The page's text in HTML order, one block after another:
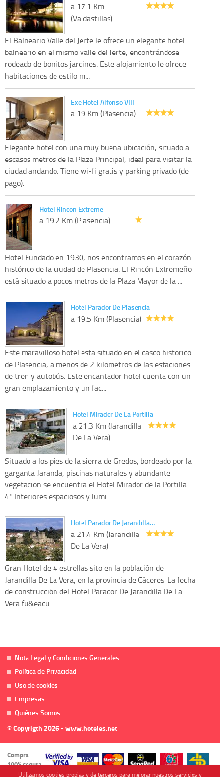
a 17.1 Km
(Valdastillas)
El Balneario Valle del Jerte le ofrece un elegante hotel
balneario en el mismo valle del Jerte, encontrándose
rodeado de bonitos jardines. Este alojamiento le ofrece
habitaciones de estilo m...
Exe Hotel Alfonso VIII
a 19 Km (Plasencia)
Elegante hotel con una muy buena ubicación, situado a
escasos metros de la Plaza Principal, ideal para visitar la
ciudad andando. Tiene wi-fi gratis y parking privado (de
pago).
Hotel Rincon Extreme
a 19.2 Km (Plasencia)
Hotel Fundado en 1930, nos encontramos en el corazón
histórico de la ciudad de Plasencia. El Rincón Extremeño
está situado a pocos metros de la Plaza Mayor de la ...
Hotel Parador De Plasencia
a 19.5 Km (Plasencia)
Este maravilloso hotel esta situado en el casco historico
de Plasencia, a menos de 2 kilometros de las estaciones
de tren y autobús. Este encantador hotel cuenta con un
gran emplazamiento y un fac...
Hotel Mirador De La Portilla
a 21.3 Km (Jarandilla
De La Vera)
Situado a los pies de la sierra de Gredos, bordeado por la
garganta Jaranda, piscinas naturales y abundante
vegetacion se encuentra el Hotel Mirador de la Portilla
4*.Interiores espaciosos y lumi...
Hotel Parador De Jarandilla…
a 21.4 Km (Jarandilla
De La Vera)
Gran Hotel de 4 estrellas sito en la población de
Jarandilla De La Vera, en la provincia de Cáceres. La fecha
de construcción del Hotel Parador De Jarandilla De La
Vera fu&eacu...
Nota Legal y Condiciones Generales
Política de Privacidad
Uso de cookies
Empresas
Quiénes Somos
© Copyrigth 2026 - www.hoteles.net
Compra
100% segura
Utilizamos cookies propias y de terceros para mejorar nuestros servicios y